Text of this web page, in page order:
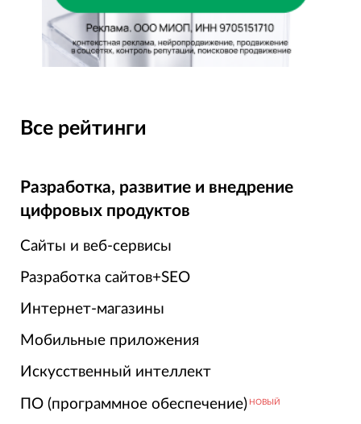
Все рейтинги
Разработка, развитие и внедрение
цифровых продуктов
Сайты и веб-сервисы
Разработка сайтов+SEO
Интернет-магазины
Мобильные приложения
Искусственный интеллект
ПО (программное обеспечение) НОВЫЙ